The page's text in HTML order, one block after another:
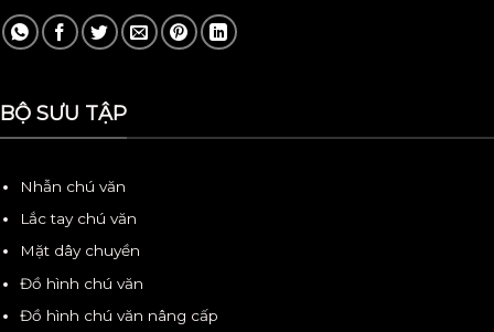
BỘ SƯU TẬP
Nhẫn chú văn
Lắc tay chú văn
Mặt dây chuyền
Đồ hình chú văn
Đồ hình chú văn nâng cấp